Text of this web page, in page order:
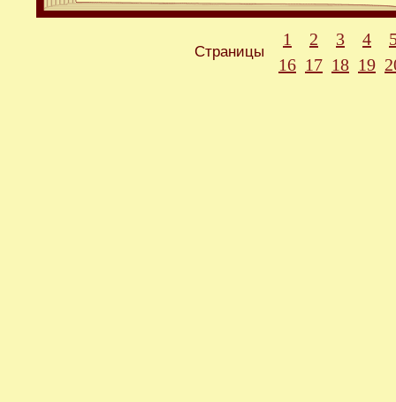
Страницы
1 2 3 4
16 17 18 19